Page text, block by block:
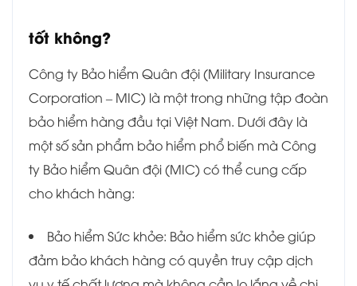
tốt không?
Công ty Bảo hiểm Quân đội (Military Insurance
Corporation – MIC) là một trong những tập đoàn
bảo hiểm hàng đầu tại Việt Nam. Dưới đây là
một số sản phẩm bảo hiểm phổ biến mà Công
ty Bảo hiểm Quân đội (MIC) có thể cung cấp
cho khách hàng:
Bảo hiểm Sức khỏe: Bảo hiểm sức khỏe giúp
đảm bảo khách hàng có quyền truy cập dịch